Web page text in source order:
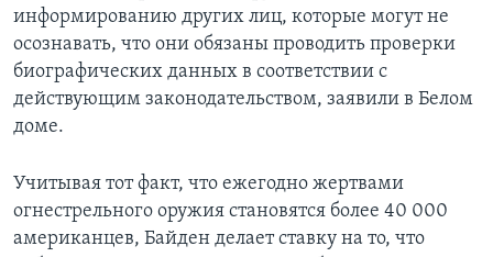
информированию других лиц, которые могут не
осознавать, что они обязаны проводить проверки
биографических данных в соответствии с
действующим законодательством, заявили в Белом
доме.
Учитывая тот факт, что ежегодно жертвами
огнестрельного оружия становятся более 40 000
американцев, Байден делает ставку на то, что